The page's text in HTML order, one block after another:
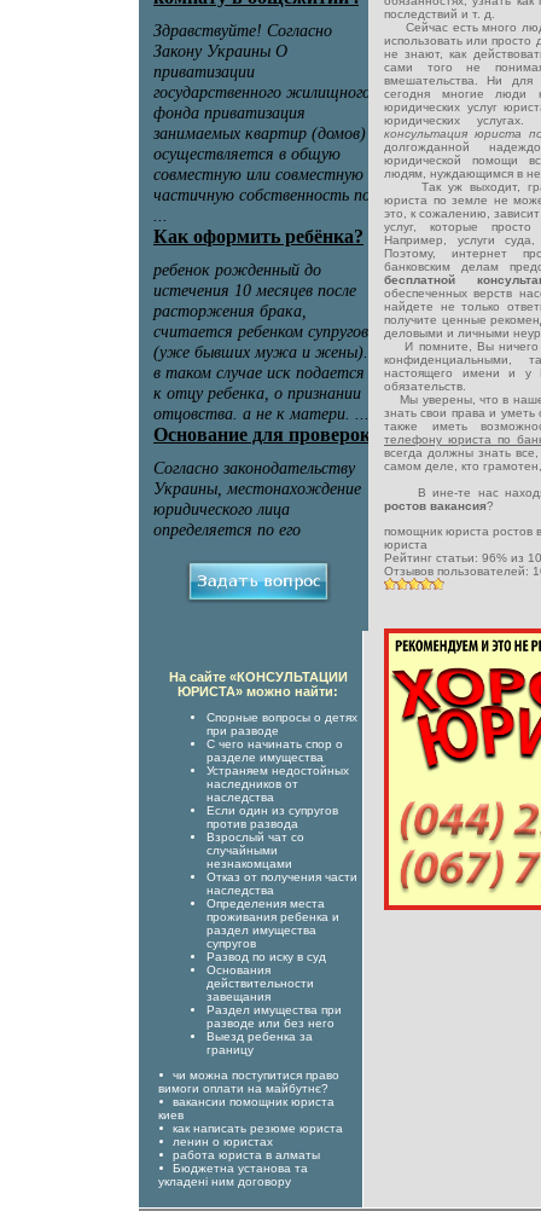
последствий и т. д.
Сейчас есть много
использовать или просто
не знают, как
сами того не
вмешательства. Ни для
сегодня многие
юридических услуг
юридических
консультация юриста
долгожданной
юридической помощи
людям, нуждающимся в
Так уж выходит,
юриста по земле не
это, к сожалению,
услуг, которые
Например, услуги
Поэтому, интернет
банковским делам
бесплатной
обеспеченных верств
найдете не только
получите ценные
деловыми и личными
И помните, Вы ничего
конфиденциальными,
настоящего имени и у
обязательств.
Мы уверены, что в
знать свои права и уметь
также иметь
телефону юриста по
всегда должны знать
самом деле, кто
В ине-те нас
ростов вакансия?
помощник юриста ростов
юриста
Рейтинг статьи: 96% из
Отзывов пользователей:
На сайте «КОНСУЛЬТАЦИИ
ЮРИСТА» можно найти:
Спорные вопросы о детях
при разводе
С чего начинать спор о
разделе имущества
Устраняем недостойных
наследников от
наследства
Если один из супругов
против развода
Взрослый чат со
случайными
незнакомцами
Отказ от получения части
наследства
Определения места
проживания ребенка и
раздел имущества
супругов
Развод по иску в суд
Основания
действительности
завещания
Раздел имущества при
разводе или без него
Выезд ребенка за
границу
чи можна поступитися право
вимоги оплати на майбутнє?
вакансии помощник юриста
киев
как написать резюме юриста
ленин о юристах
работа юриста в алматы
Бюджетна установа та
укладені ним договору